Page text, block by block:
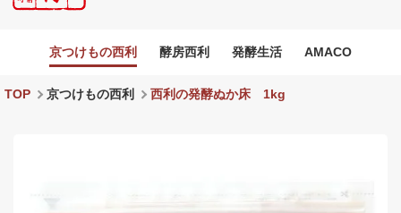
京つけもの西利 酵房西利 発酵生活 AMACO
TOP 京つけもの西利 西利の発酵ぬか床 1kg